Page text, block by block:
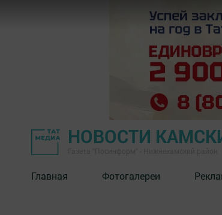
НОВОСТИ
Главная Фотогалереи